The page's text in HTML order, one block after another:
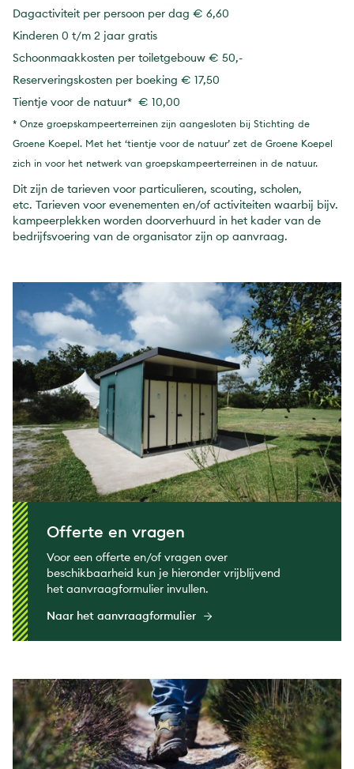
Dagactiviteit per persoon per dag € 6,60
Kinderen 0 t/m 2 jaar gratis
Schoonmaakkosten per toiletgebouw € 50,-
Reserveringskosten per boeking € 17,50
Tientje voor de natuur* € 10,00
* Onze groepskampeerterreinen zijn aangesloten bij Stichting de
Groene Koepel. Met het ‘tientje voor de natuur’ zet de Groene Koepel
zich in voor het netwerk van groepskampeerterreinen in de natuur.
Dit zijn de tarieven voor particulieren, scouting, scholen,
etc. Tarieven voor evenementen en/of activiteiten waarbij bijv.
kampeerplekken worden doorverhuurd in het kader van de
bedrijfsvoering van de organisator zijn op aanvraag.
Offerte en vragen
Voor een offerte en/of vragen over
beschikbaarheid kun je hieronder vrijblijvend
het aanvraagformulier invullen.
Naar het aanvraagformulier